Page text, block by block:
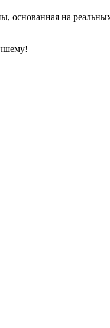
основанная на